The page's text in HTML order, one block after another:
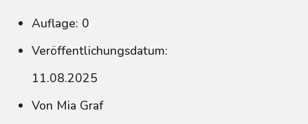
Auflage: 0
Veröffentlichungsdatum:
11.08.2025
Von Mia Graf